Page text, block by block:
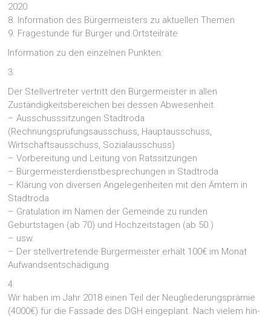
2020
8. Information des Bürgermeisters zu aktuellen Themen
9. Fragestunde für Bürger und Ortsteilräte
Information zu den einzelnen Punkten:
3.
Der Stellvertreter vertritt den Bürgermeister in allen
Zuständigkeitsbereichen bei dessen Abwesenheit.
– Ausschusssitzungen Stadtroda
(Rechnungsprüfungsausschuss, Hauptausschuss,
Wirtschaftsausschuss, Sozialausschuss)
– Vorbereitung und Leitung von Ratssitzungen
– Bürgermeisterdienstbesprechungen in Stadtroda
– Klärung von diversen Angelegenheiten mit den Ämtern in
Stadtroda
– Gratulation im Namen der Gemeinde zu runden
Geburtstagen (ab 70) und Hochzeitstagen (ab 50.)
– usw.
– Der stellvertretende Bürgermeister erhält 100€ im Monat
Aufwandsentschädigung
4.
Wir haben im Jahr 2018 einen Teil der Neugliederungsprämie
(4000€) für die Fassade des DGH eingeplant. Nach vielem hin-